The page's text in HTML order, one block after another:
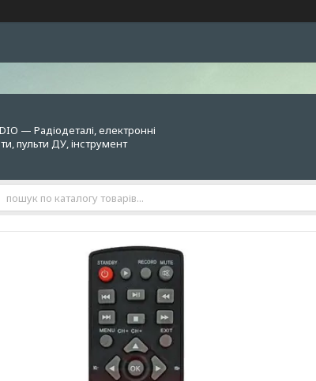
— Радіодеталі, електронні
пульти ДУ, інструмент